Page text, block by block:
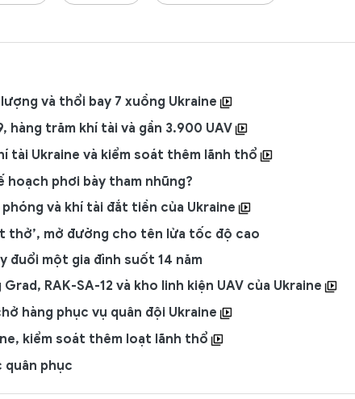
và thổi bay 7 xuồng Ukraine
hàng trăm khí tài và gần 3.900 UAV
tài Ukraine và kiểm soát thêm lãnh thổ
hoạch phơi bày tham nhũng?
và khí tài đắt tiền của Ukraine
thở’, mở đường cho tên lửa tốc độ cao
đuổi một gia đình suốt 14 năm
RAK-SA-12 và kho linh kiện UAV của Ukraine
hàng phục vụ quân đội Ukraine
kiểm soát thêm loạt lãnh thổ
quân phục